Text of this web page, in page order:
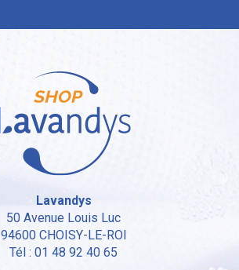
Lavandys
50 Avenue Louis Luc
94600 CHOISY-LE-ROI
Tél : 01 48 92 40 65